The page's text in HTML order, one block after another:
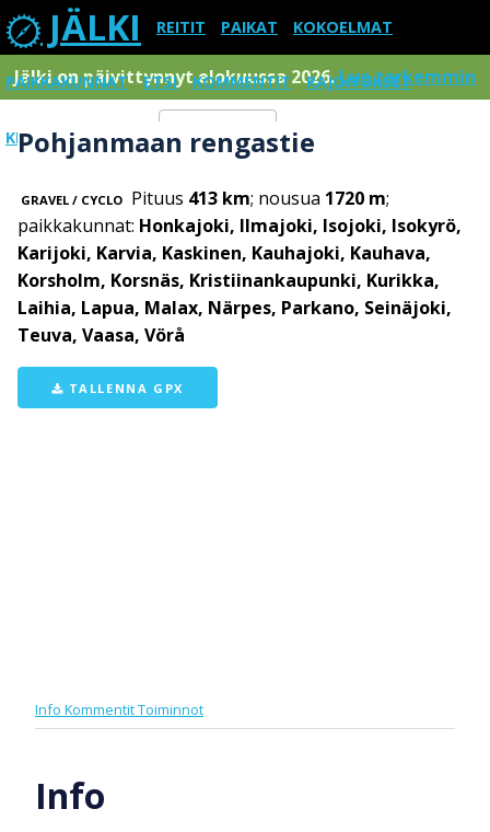
JÄLKI REITIT PAIKAT KOKOELMAT
PAIKKAKUNNAT ETSI KOMMENTIT RAJOITUKSET
KIRJAUDU SISÄÄN Menu
Jälki on päivittynnyt elokuussa 2026.Lue tarkemmin
Pohjanmaan rengastie
GRAVEL / CYCLO Pituus 413 km; nousua 1720 m;
paikkakunnat: Honkajoki, Ilmajoki, Isojoki, Isokyrö,
Karijoki, Karvia, Kaskinen, Kauhajoki, Kauhava,
Korsholm, Korsnäs, Kristiinankaupunki, Kurikka,
Laihia, Lapua, Malax, Närpes, Parkano, Seinäjoki,
Teuva, Vaasa, Vörå
TALLENNA GPX
Info KommentitToiminnot
Info